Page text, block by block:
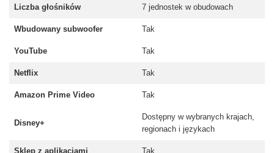
Liczba głośników 7 jednostek w obudowach
Wbudowany subwoofer Tak
YouTube Tak
Netflix Tak
Amazon Prime Video Tak
Disney+
Dostępny w wybranych krajach,
regionach i językach
Sklep z aplikacjami Tak